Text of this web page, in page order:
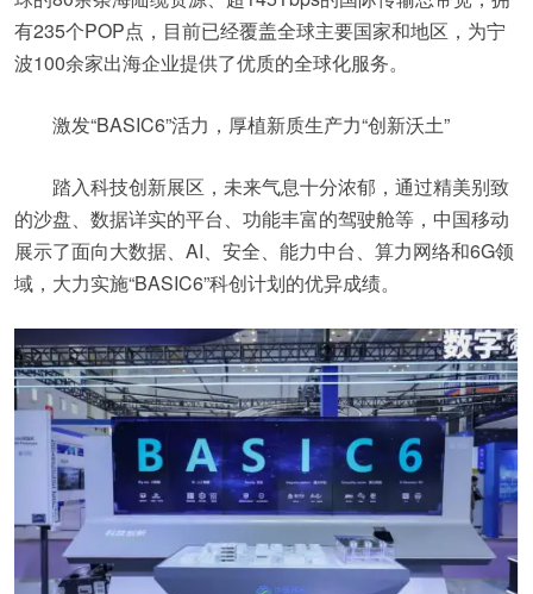
有235个POP点，目前已经覆盖全球主要国家和地区，为宁
波100余家出海企业提供了优质的全球化服务。
激发“BASIC6”活力，厚植新质生产力“创新沃土”
踏入科技创新展区，未来气息十分浓郁，通过精美别致
的沙盘、数据详实的平台、功能丰富的驾驶舱等，中国移动
展示了面向大数据、AI、安全、能力中台、算力网络和6G领
域，大力实施“BASIC6”科创计划的优异成绩。